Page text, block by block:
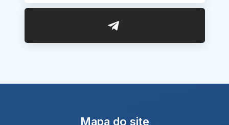
Mapa do site